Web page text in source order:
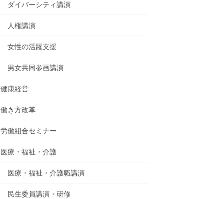
ダイバーシティ講演
人権講演
女性の活躍支援
男女共同参画講演
健康経営
働き方改革
労働組合セミナー
医療・福祉・介護
医療・福祉・介護職講演
民生委員講演・研修